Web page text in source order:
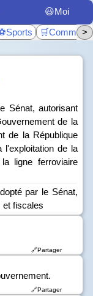
😃Moi
>
Sénat, autorisant
de la
de la République
l'exploitation de la
ligne ferroviaire
par le Sénat,
et fiscales
🔗Partager
🔗Partager